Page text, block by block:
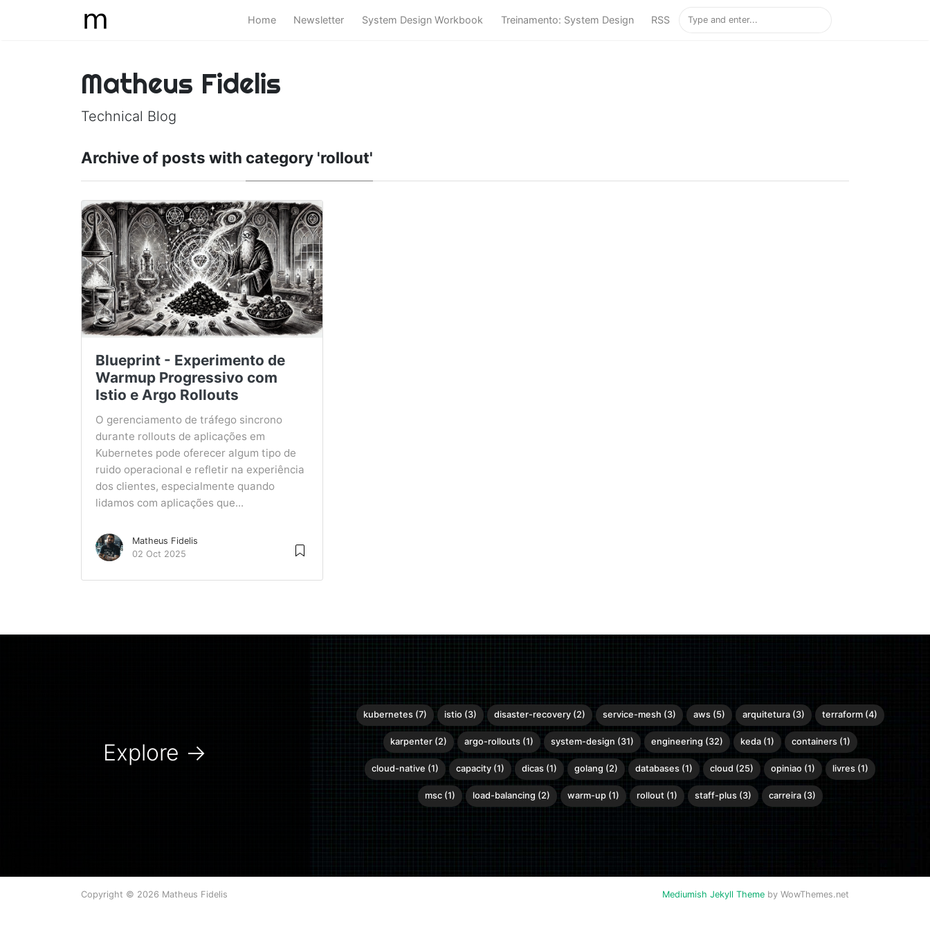
Home Newsletter System Design Workbook Treinamento: System Design RSS
Matheus Fidelis
Technical Blog
Archive of posts with category 'rollout'
Blueprint - Experimento de
Warmup Progressivo com
Istio e Argo Rollouts
O gerenciamento de tráfego sincrono
durante rollouts de aplicações em
Kubernetes pode oferecer algum tipo de
ruido operacional e refletir na experiência
dos clientes, especialmente quando
lidamos com aplicações que...
Matheus Fidelis
02 Oct 2025
Explore →
kubernetes (7) istio (3) disaster-recovery (2) service-mesh (3) aws (5) arquitetura (3) terraform (4)
karpenter (2) argo-rollouts (1) system-design (31) engineering (32) keda (1) containers (1)
cloud-native (1) capacity (1) dicas (1) golang (2) databases (1) cloud (25) opiniao (1) livres (1)
msc (1) load-balancing (2) warm-up (1) rollout (1) staff-plus (3) carreira (3)
Copyright © 2026 Matheus Fidelis Mediumish Jekyll Theme by WowThemes.net